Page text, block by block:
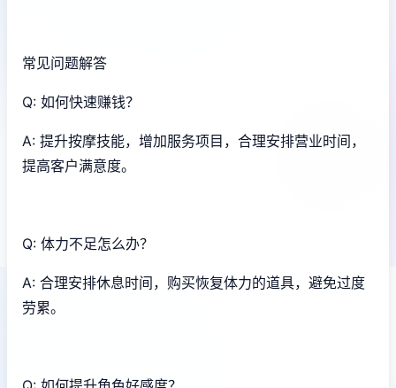
常见问题解答
Q: 如何快速赚钱？
A: 提升按摩技能，增加服务项目，合理安排营业时间，
提高客户满意度。
Q: 体力不足怎么办？
A: 合理安排休息时间，购买恢复体力的道具，避免过度
劳累。